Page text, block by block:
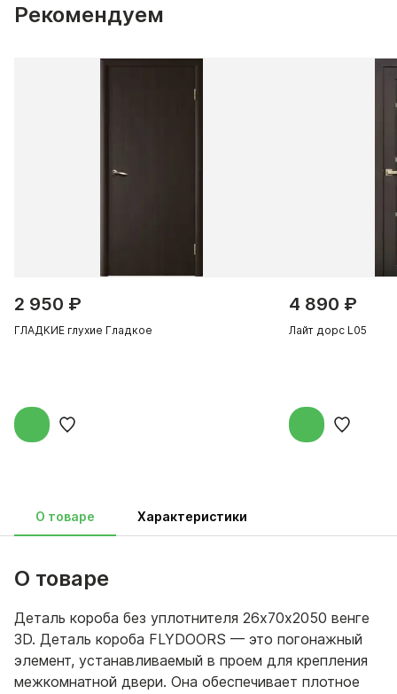
Рекомендуем
2 950 ₽
ГЛАДКИЕ глухие Гладкое
4 890 ₽
Лайт дорс L05
О товаре Характеристики
О товаре
Деталь короба без уплотнителя 26х70х2050 венге
3D. Деталь короба FLYDOORS — это погонажный
элемент, устанавливаемый в проем для крепления
межкомнатной двери. Она обеспечивает плотное